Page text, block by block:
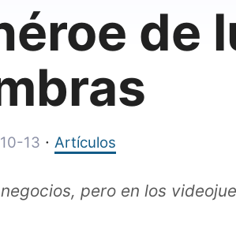
de
13 · Artículos
pero en los